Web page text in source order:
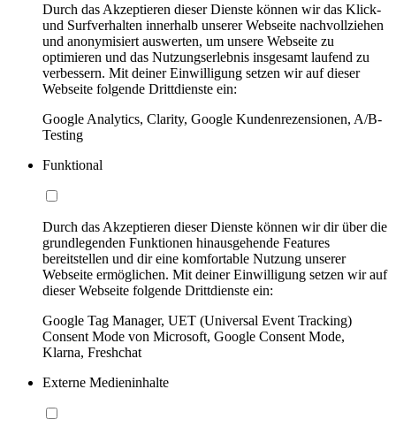
Durch das Akzeptieren dieser Dienste können wir das Klick-
und Surfverhalten innerhalb unserer Webseite nachvollziehen
und anonymisiert auswerten, um unsere Webseite zu
optimieren und das Nutzungserlebnis insgesamt laufend zu
verbessern. Mit deiner Einwilligung setzen wir auf dieser
Webseite folgende Drittdienste ein:
Google Analytics, Clarity, Google Kundenrezensionen, A/B-
Testing
Funktional
Durch das Akzeptieren dieser Dienste können wir dir über die
grundlegenden Funktionen hinausgehende Features
bereitstellen und dir eine komfortable Nutzung unserer
Webseite ermöglichen. Mit deiner Einwilligung setzen wir auf
dieser Webseite folgende Drittdienste ein:
Google Tag Manager, UET (Universal Event Tracking)
Consent Mode von Microsoft, Google Consent Mode,
Klarna, Freshchat
Externe Medieninhalte